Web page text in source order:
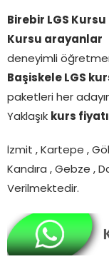
Birebir LGS
Kursu arayanlar
deneyimli
Başiskele LGS
paketleri her
Yaklaşık kurs
İzmit , Kartepe ,
Kandıra , Gebze ,
Verilmektedir.